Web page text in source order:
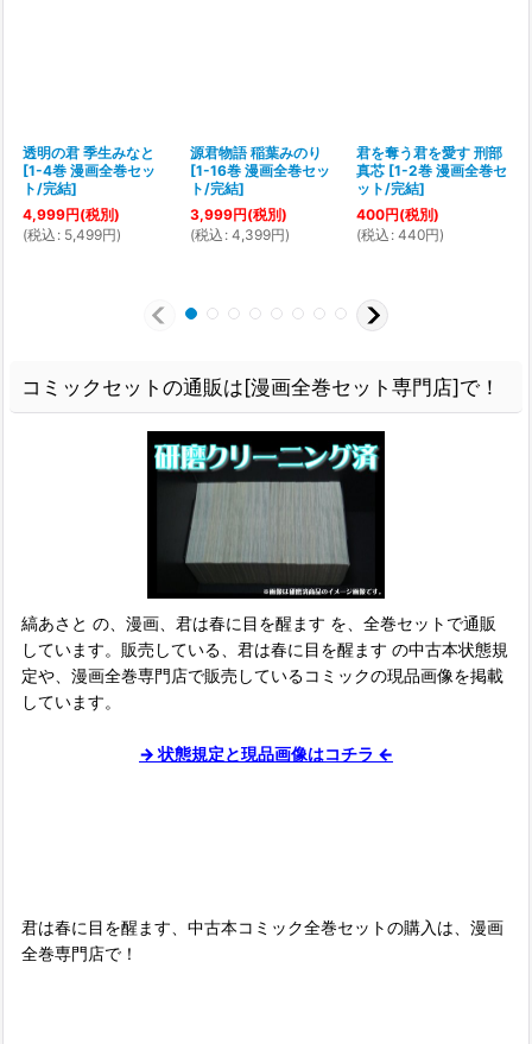
透明の君 季生みなと
[1-4巻 漫画全巻セッ
ト/完結]
4,999円(税別)
(税込 : 5,499円)
源君物語 稲葉みのり
[1-16巻 漫画全巻セッ
ト/完結]
3,999円(税別)
(税込 : 4,399円)
君を奪う君を愛す 刑部
真芯 [1-2巻 漫画全巻セ
ット/完結]
400円(税別)
(税込 : 440円)
コミックセットの通販は[漫画全巻セット専門店]で！
縞あさと の、漫画、君は春に目を醒ます を、全巻セットで通販
しています。販売している、君は春に目を醒ます の中古本状態規
定や、漫画全巻専門店で販売しているコミックの現品画像を掲載
しています。
→ 状態規定と現品画像はコチラ ←
君は春に目を醒ます、中古本コミック全巻セットの購入は、漫画
全巻専門店で！